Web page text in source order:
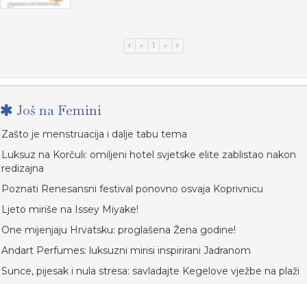
« 1 »
Još na Femini
Zašto je menstruacija i dalje tabu tema
Luksuz na Korčuli: omiljeni hotel svjetske elite zablistao nakon
redizajna
Poznati Renesansni festival ponovno osvaja Koprivnicu
Ljeto miriše na Issey Miyake!
One mijenjaju Hrvatsku: proglašena Žena godine!
Andart Perfumes: luksuzni mirisi inspirirani Jadranom
Sunce, pijesak i nula stresa: savladajte Kegelove vježbe na plaži